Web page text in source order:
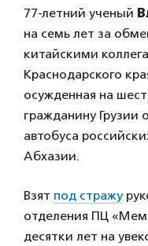
77-летний ученый
на семь лет за
китайскими
Краснодарского
осужденная на
гражданину Грузии
автобуса
Абхазии.
Взят под стражу
отделения ПЦ
десятки лет на